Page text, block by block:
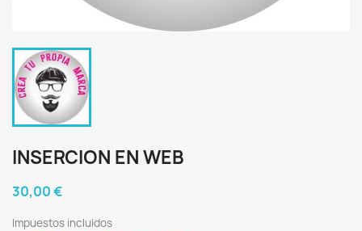
INSERCION EN WEB
30,00 €
Impuestos incluidos